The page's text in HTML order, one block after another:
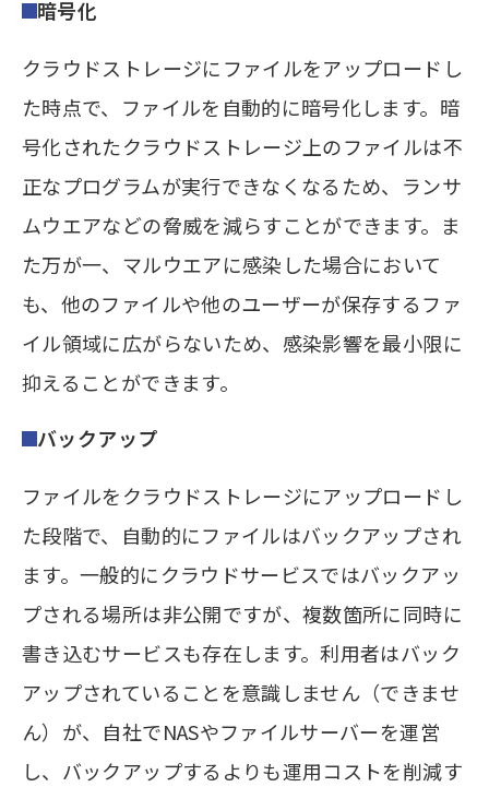
暗号化
クラウドストレージにファイルをアップロードし
た時点で、ファイルを自動的に暗号化します。暗
号化されたクラウドストレージ上のファイルは不
正なプログラムが実行できなくなるため、ランサ
ムウエアなどの脅威を減らすことができます。ま
た万が一、マルウエアに感染した場合において
も、他のファイルや他のユーザーが保存するファ
イル領域に広がらないため、感染影響を最小限に
抑えることができます。
バックアップ
ファイルをクラウドストレージにアップロードし
た段階で、自動的にファイルはバックアップされ
ます。一般的にクラウドサービスではバックアッ
プされる場所は非公開ですが、複数箇所に同時に
書き込むサービスも存在します。利用者はバック
アップされていることを意識しません（できませ
ん）が、自社でNASやファイルサーバーを運営
し、バックアップするよりも運用コストを削減す